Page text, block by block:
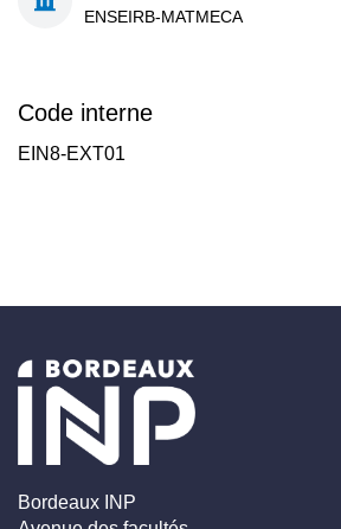
ENSEIRB-MATMECA
Code interne
EIN8-EXT01
Bordeaux INP